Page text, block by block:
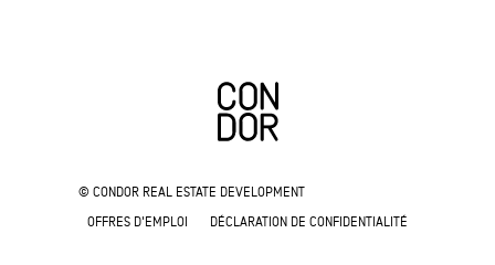
© CONDOR REAL ESTATE DEVELOPMENT
OFFRES D'EMPLOI
DÉCLARATION DE CONFIDENTIALITÉ